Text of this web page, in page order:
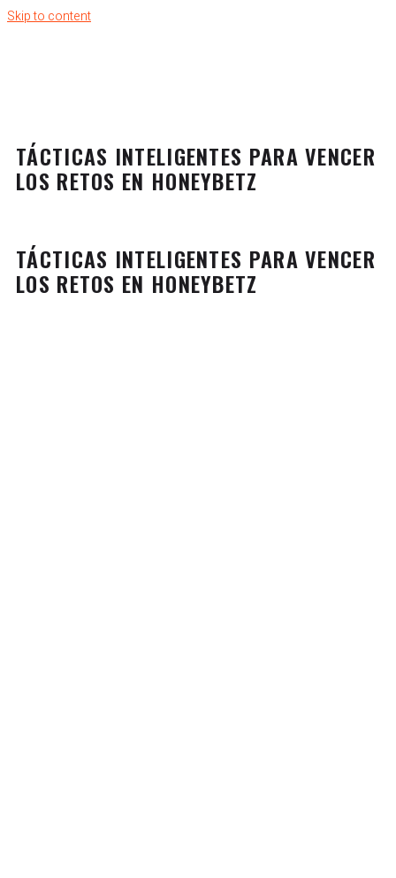
Skip to content
TÁCTICAS INTELIGENTES PARA VENCER
LOS RETOS EN HONEYBETZ
TÁCTICAS INTELIGENTES PARA VENCER
LOS RETOS EN HONEYBETZ